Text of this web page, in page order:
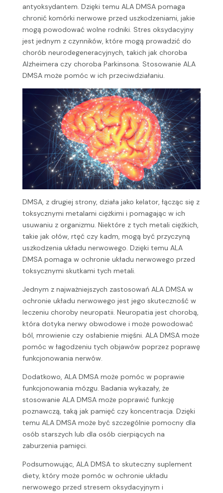
antyoksydantem. Dzięki temu ALA DMSA pomaga
chronić komórki nerwowe przed uszkodzeniami, jakie
mogą powodować wolne rodniki. Stres oksydacyjny
jest jednym z czynników, które mogą prowadzić do
chorób neurodegeneracyjnych, takich jak choroba
Alzheimera czy choroba Parkinsona. Stosowanie ALA
DMSA może pomóc w ich przeciwdziałaniu.
DMSA, z drugiej strony, działa jako kelator, łącząc się z
toksycznymi metalami ciężkimi i pomagając w ich
usuwaniu z organizmu. Niektóre z tych metali ciężkich,
takie jak ołów, rtęć czy kadm, mogą być przyczyną
uszkodzenia układu nerwowego. Dzięki temu ALA
DMSA pomaga w ochronie układu nerwowego przed
toksycznymi skutkami tych metali.
Jednym z najważniejszych zastosowań ALA DMSA w
ochronie układu nerwowego jest jego skuteczność w
leczeniu choroby neuropatii. Neuropatia jest chorobą,
która dotyka nerwy obwodowe i może powodować
ból, mrowienie czy osłabienie mięśni. ALA DMSA może
pomóc w łagodzeniu tych objawów poprzez poprawę
funkcjonowania nerwów.
Dodatkowo, ALA DMSA może pomóc w poprawie
funkcjonowania mózgu. Badania wykazały, że
stosowanie ALA DMSA może poprawić funkcję
poznawczą, taką jak pamięć czy koncentracja. Dzięki
temu ALA DMSA może być szczególnie pomocny dla
osób starszych lub dla osób cierpiących na
zaburzenia pamięci.
Podsumowując, ALA DMSA to skuteczny suplement
diety, który może pomóc w ochronie układu
nerwowego przed stresem oksydacyjnym i